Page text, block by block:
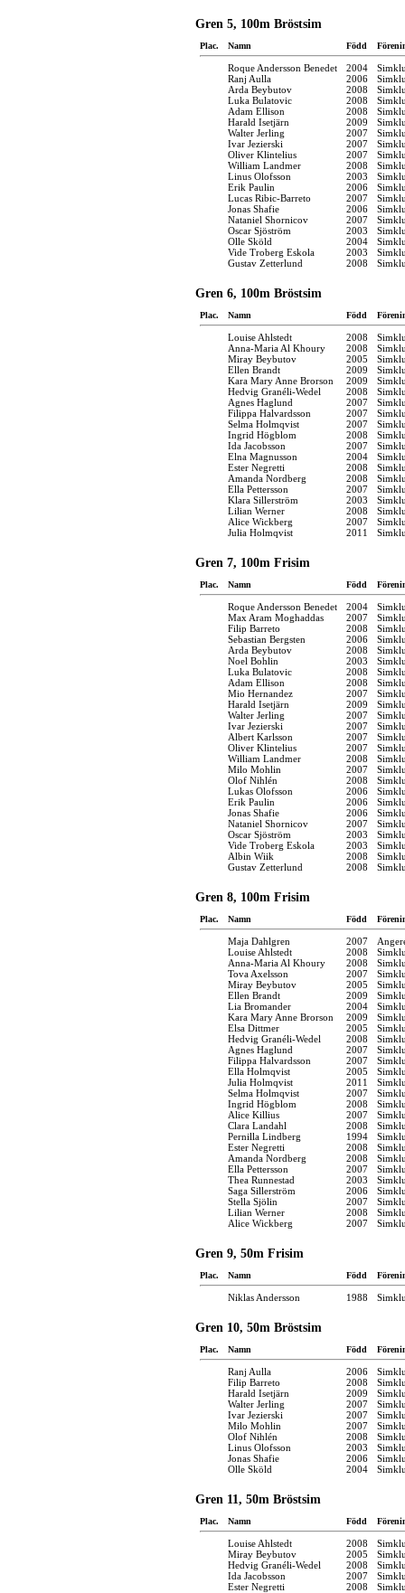
Gren 5, 100m Bröstsim
Plac. Namn Född
Roque Andersson Benedet 2004
Ranj Aulla
2006
Arda Beybutov
2008
Luka Bulatovic
2008
Adam Ellison
2008
Harald Isetjärn
2009
Walter Jerling
2007
Ivar Jezierski
2007
Oliver Klintelius
2007
William Landmer
2008
Linus Olofsson
2003
Erik Paulin
2006
Lucas Ribic-Barreto
2007
Jonas Shafie
2006
Nataniel Shornicov
2007
Oscar Sjöström
2003
Olle Sköld
2004
Vide Troberg Eskola
2003
Gustav Zetterlund
2008
Gren 6, 100m Bröstsim
Plac. Namn Född
Louise Ahlstedt 2008
Anna-Maria Al Khoury
2008
Miray Beybutov
2005
Ellen Brandt
2009
Kara Mary Anne Brorson
2009
Hedvig Granéli-Wedel
2008
Agnes Haglund
2007
Filippa Halvardsson
2007
Selma Holmqvist
2007
Ingrid Högblom
2008
Ida Jacobsson
2007
Elna Magnusson
2004
Ester Negretti
2008
Amanda Nordberg
2008
Ella Pettersson
2007
Klara Sillerström
2003
Lilian Werner
2008
Alice Wickberg
2007
Julia Holmqvist
2011
Gren 7, 100m Frisim
Plac. Namn Född
Roque Andersson Benedet 2004
Max Aram Moghaddas
2007
Filip Barreto
2008
Sebastian Bergsten
2006
Arda Beybutov
2008
Noel Bohlin
2003
Luka Bulatovic
2008
Adam Ellison
2008
Mio Hernandez
2007
Harald Isetjärn
2009
Walter Jerling
2007
Ivar Jezierski
2007
Albert Karlsson
2007
Oliver Klintelius
2007
William Landmer
2008
Milo Mohlin
2007
Olof Nihlén
2008
Lukas Olofsson
2006
Erik Paulin
2006
Jonas Shafie
2006
Nataniel Shornicov
2007
Oscar Sjöström
2003
Vide Troberg Eskola
2003
Albin Wiik
2008
Gustav Zetterlund
2008
Gren 8, 100m Frisim
Plac. Namn Född
Maja Dahlgren 2007
Louise Ahlstedt
2008
Anna-Maria Al Khoury
2008
Tova Axelsson
2007
Miray Beybutov
2005
Ellen Brandt
2009
Lia Bromander
2004
Kara Mary Anne Brorson
2009
Elsa Dittmer
2005
Hedvig Granéli-Wedel
2008
Agnes Haglund
2007
Filippa Halvardsson
2007
Ella Holmqvist
2005
Julia Holmqvist
2011
Selma Holmqvist
2007
Ingrid Högblom
2008
Alice Killius
2007
Clara Landahl
2008
Pernilla Lindberg
1994
Ester Negretti
2008
Amanda Nordberg
2008
Ella Pettersson
2007
Thea Runnestad
2003
Saga Sillerström
2006
Stella Sjölin
2007
Lilian Werner
2008
Alice Wickberg
2007
Gren 9, 50m Frisim
Plac. Namn Född
Niklas Andersson 1988
Gren 10, 50m Bröstsim
Plac. Namn Född
Ranj Aulla 2006
Filip Barreto
2008
Harald Isetjärn
2009
Walter Jerling
2007
Ivar Jezierski
2007
Milo Mohlin
2007
Olof Nihlén
2008
Linus Olofsson
2003
Jonas Shafie
2006
Olle Sköld
2004
Gren 11, 50m Bröstsim
Plac. Namn Född
Louise Ahlstedt 2008
Miray Beybutov
2005
Hedvig Granéli-Wedel
2008
Ida Jacobsson
2007
Ester Negretti
2008